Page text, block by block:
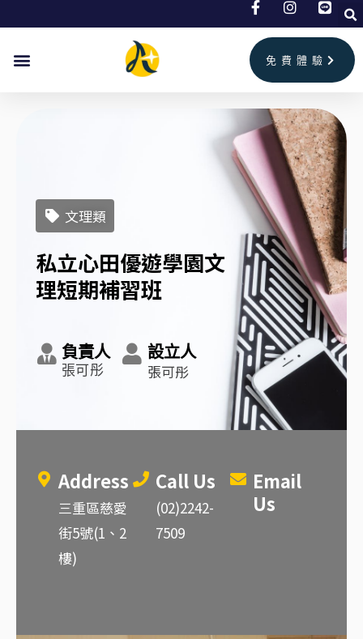
免費體驗
文理類
私立心田優遊學園文
理短期補習班
負責人
張可彤
設立人
張可彤
Address
三重區慈愛
街5號(1、2
樓)
Call Us
(02)2242-
7509
Email
Us